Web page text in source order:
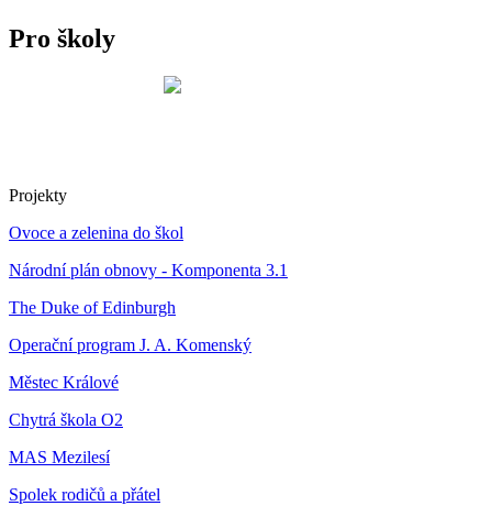
Pro školy
Projekty
Ovoce a zelenina do škol
Národní plán obnovy - Komponenta 3.1
The Duke of Edinburgh
Operační program J. A. Komenský
Městec Králové
Chytrá škola O2
MAS Mezilesí
Spolek rodičů a přátel